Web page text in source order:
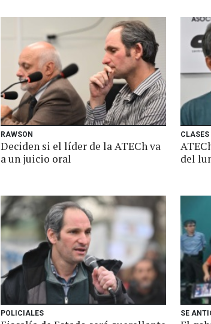
RAWSON
Deciden si el líder de la ATECh va
a un juicio oral
del
POLICIALES SE